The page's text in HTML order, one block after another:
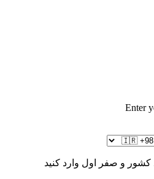
Enter
کشور و صفر اول وارد کنید